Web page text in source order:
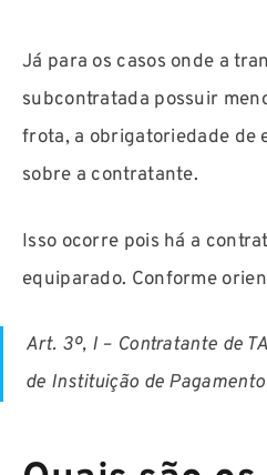
Já para os casos onde a
subcontratada possuir
frota, a obrigatoriedade de
sobre a contratante.
Isso ocorre pois há a
equiparado. Conforme
Art. 3º, I – Contratante de
de Instituição de